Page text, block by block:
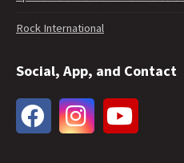
36 -Faut-il utiliser Romains
33 -L'étendue du pardon de
30 -
Quel degré de foi faut-il
29 - Quel norme de bonté
Rock International
Social, App, and Contact